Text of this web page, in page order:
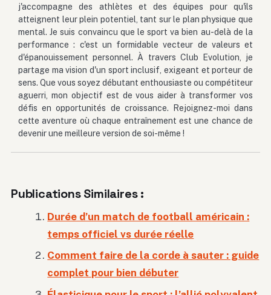
j'accompagne des athlètes et des équipes pour qu'ils
atteignent leur plein potentiel, tant sur le plan physique que
mental. Je suis convaincu que le sport va bien au-delà de la
performance : c'est un formidable vecteur de valeurs et
d'épanouissement personnel. À travers Club Evolution, je
partage ma vision d'un sport inclusif, exigeant et porteur de
sens. Que vous soyez débutant enthousiaste ou compétiteur
aguerri, mon objectif est de vous aider à transformer vos
défis en opportunités de croissance. Rejoignez-moi dans
cette aventure où chaque entraînement est une chance de
devenir une meilleure version de soi-même !
Publications Similaires :
Durée d’un match de football américain :
temps officiel vs durée réelle
Comment faire de la corde à sauter : guide
complet pour bien débuter